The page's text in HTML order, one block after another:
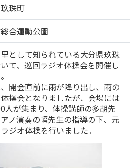
珠町
合運動公園
として知られている大分県玖珠
て、巡回ラジオ体操会を開催し
開会直前に雨が降り出し、雨の
操会となりましたが、会場には
人が集まり、体操講師の多胡先
ノ演奏の幅先生の指導の下、元
ジオ体操を行いました。